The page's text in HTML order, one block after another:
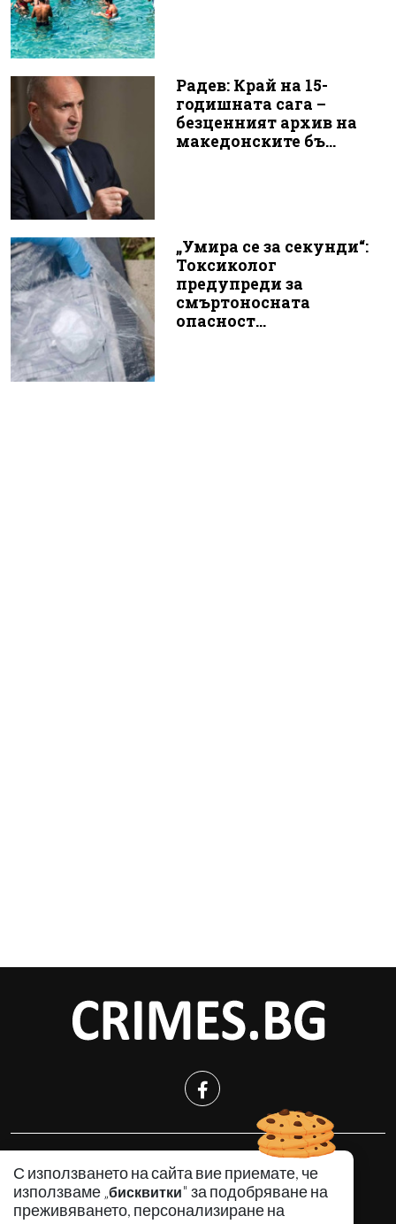
Радев: Край на 15-
годишната сага –
безценният архив на
македонските бъ...
„Умира се за секунди“:
Токсиколог
предупреди за
смъртоносната
опасност...
С използването на сайта вие приемате, че
използваме „бисквитки" за подобряване на
преживяването, персонализиране на
КРИМИНАЛНО
ИНЦИДЕНТИ
АНАЛИЗИ